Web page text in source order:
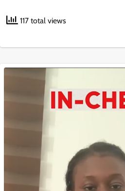
117 total views